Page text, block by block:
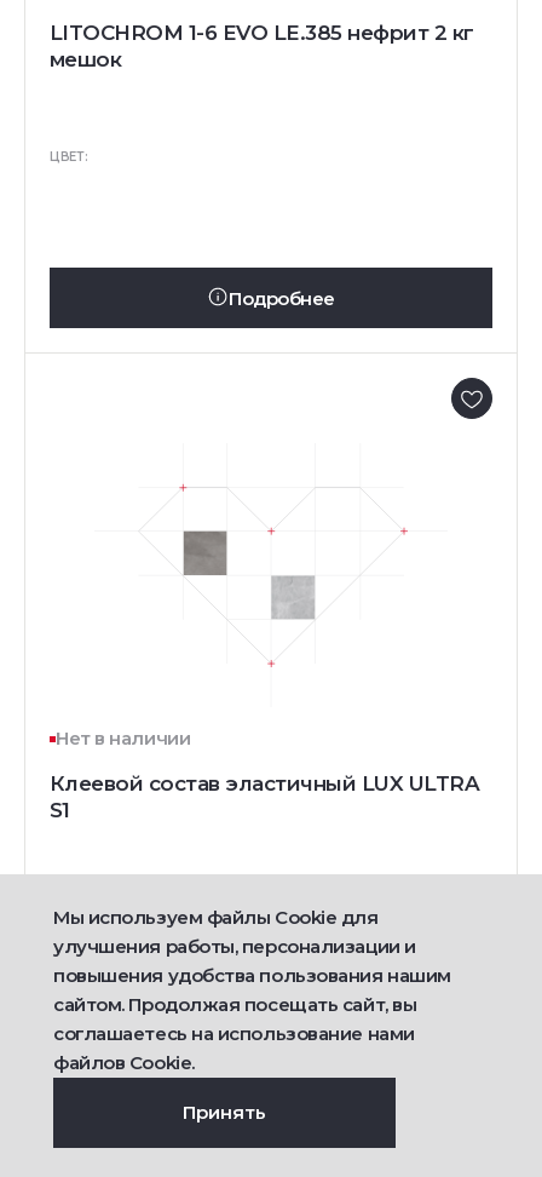
LITOCHROM 1-6 EVO LE.385 нефрит 2 кг
мешок
ЦВЕТ:
Подробнее
Нет в наличии
Клеевой состав эластичный LUX ULTRA
S1
Мы используем файлы Cookie для
улучшения работы, персонализации и
повышения удобства пользования нашим
сайтом. Продолжая посещать сайт, вы
соглашаетесь на использование нами
файлов Cookie.
Принять